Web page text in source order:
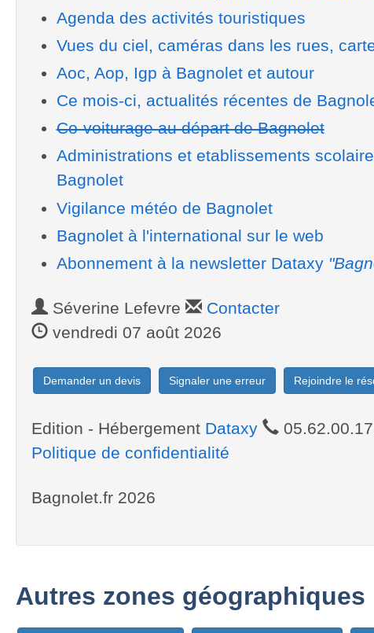
Agenda des activités touristiques
Vues du ciel, caméras dans les rues,
Aoc, Aop, Igp à Bagnolet et autour
Ce mois-ci, actualités récentes de
Co-voiturage au départ de Bagnolet
Administrations et etablissements
Bagnolet
Vigilance météo de Bagnolet
Bagnolet à l'international sur le web
Abonnement à la newsletter Dataxy
Séverine Lefevre
Contacter
vendredi 07 août 2026
Demander un devis Signaler une erreur Rejoindre le
Edition - Hébergement Dataxy
Politique de confidentialité
Bagnolet.fr 2026
Autres zones géographiques